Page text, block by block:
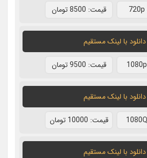
قيمت: 8500 تومان
دانلود با لينک مستقيم
قيمت: 9500 تومان
دانلود با لينک مستقيم
قيمت: 10000 تومان
دانلود با لينک مستقيم